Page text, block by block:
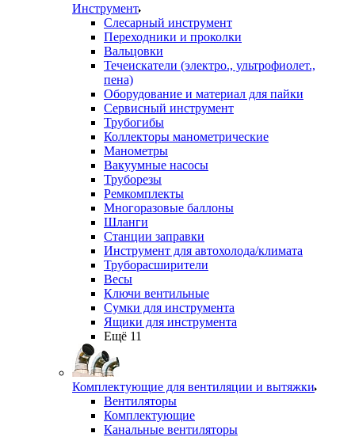
Инструмент
Слесарный инструмент
Переходники и проколки
Вальцовки
Течеискатели (электро., ультрофиолет.,
пена)
Оборудование и материал для пайки
Сервисный инструмент
Трубогибы
Коллекторы манометрические
Манометры
Вакуумные насосы
Труборезы
Ремкомплекты
Многоразовые баллоны
Шланги
Станции заправки
Инструмент для автохолода/климата
Труборасширители
Весы
Ключи вентильные
Сумки для инструмента
Ящики для инструмента
Ещё 11
Комплектующие для вентиляции и вытяжки
Вентиляторы
Комплектующие
Канальные вентиляторы